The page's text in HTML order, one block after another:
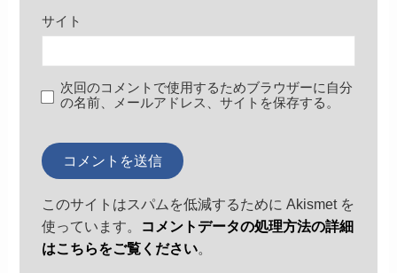
サイト
次回のコメントで使用するためブラウザーに自分
の名前、メールアドレス、サイトを保存する。
このサイトはスパムを低減するために Akismet を
使っています。
コメントデータの処理方法の詳細
はこちらをご覧ください。